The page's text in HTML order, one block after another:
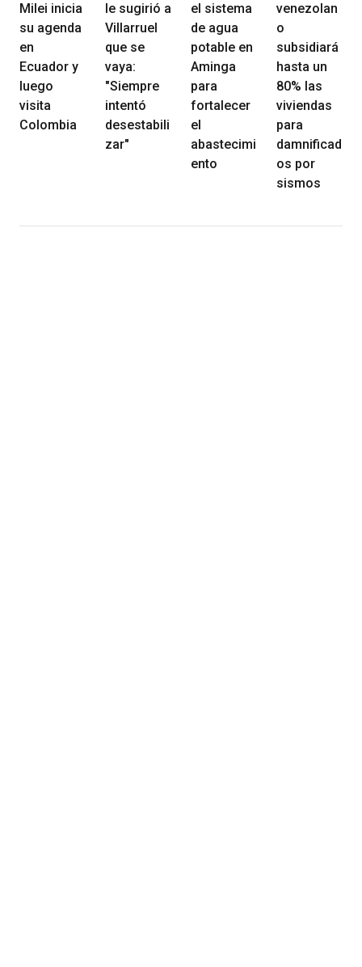
Milei inicia
su agenda
en
Ecuador y
luego
visita
Colombia
le sugirió a
Villarruel
que se
vaya:
"Siempre
intentó
desestabili
zar"
el sistema
de agua
potable en
Aminga
para
fortalecer
el
abastecimi
ento
venezolan
o
subsidiará
hasta un
80% las
viviendas
para
damnificad
os por
sismos